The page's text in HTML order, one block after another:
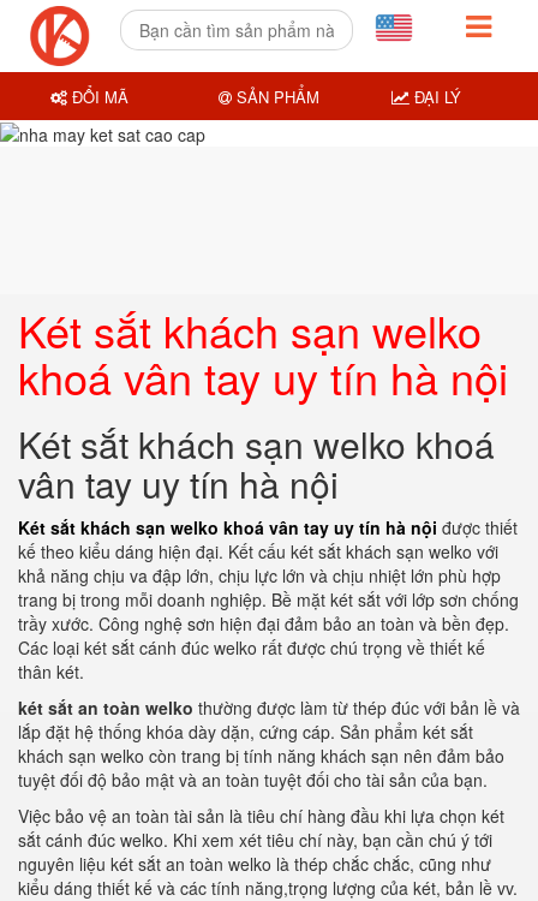
Két sắt khách sạn welko
khoá vân tay uy tín hà nội
Két sắt khách sạn welko khoá
vân tay uy tín hà nội
Két sắt khách sạn welko khoá vân tay uy tín hà nội được thiết
kế theo kiểu dáng hiện đại. Kết cấu két sắt khách sạn welko với
khả năng chịu va đập lớn, chịu lực lớn và chịu nhiệt lớn phù hợp
trang bị trong mỗi doanh nghiệp. Bề mặt két sắt với lớp sơn chống
trầy xước. Công nghệ sơn hiện đại đảm bảo an toàn và bền đẹp.
Các loại két sắt cánh đúc welko rất được chú trọng về thiết kế
thân két.
két sắt an toàn welko thường được làm từ thép đúc với bản lề và
lắp đặt hệ thống khóa dày dặn, cứng cáp. Sản phẩm két sắt
khách sạn welko còn trang bị tính năng khách sạn nên đảm bảo
tuyệt đối độ bảo mật và an toàn tuyệt đối cho tài sản của bạn.
Việc bảo vệ an toàn tài sản là tiêu chí hàng đầu khi lựa chọn két
sắt cánh đúc welko. Khi xem xét tiêu chí này, bạn cần chú ý tới
nguyên liệu két sắt an toàn welko là thép chắc chắc, cũng như
kiểu dáng thiết kế và các tính năng,trọng lượng của két, bản lề vv.
ĐỔI MÃ SẢN PHẨM ĐẠI LÝ